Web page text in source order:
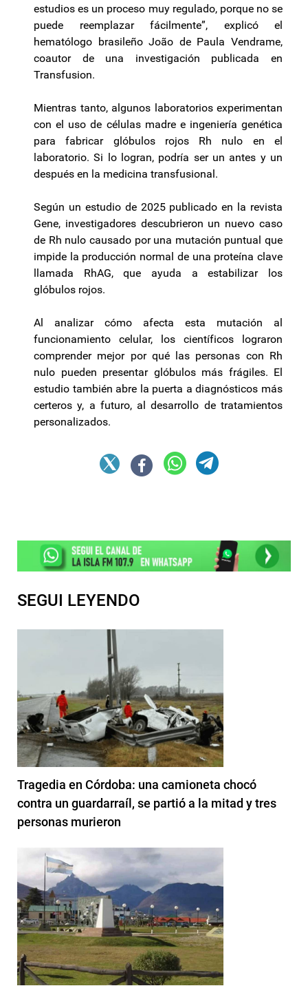
estudios es un proceso muy regulado, porque no se
puede reemplazar fácilmente”, explicó el
hematólogo brasileño João de Paula Vendrame,
coautor de una investigación publicada en
Transfusion.
Mientras tanto, algunos laboratorios experimentan
con el uso de células madre e ingeniería genética
para fabricar glóbulos rojos Rh nulo en el
laboratorio. Si lo logran, podría ser un antes y un
después en la medicina transfusional.
Según un estudio de 2025 publicado en la revista
Gene, investigadores descubrieron un nuevo caso
de Rh nulo causado por una mutación puntual que
impide la producción normal de una proteína clave
llamada RhAG, que ayuda a estabilizar los
glóbulos rojos.
Al analizar cómo afecta esta mutación al
funcionamiento celular, los científicos lograron
comprender mejor por qué las personas con Rh
nulo pueden presentar glóbulos más frágiles. El
estudio también abre la puerta a diagnósticos más
certeros y, a futuro, al desarrollo de tratamientos
personalizados.
SEGUI LEYENDO
Tragedia en Córdoba: una camioneta chocó
contra un guardarraíl, se partió a la mitad y tres
personas murieron